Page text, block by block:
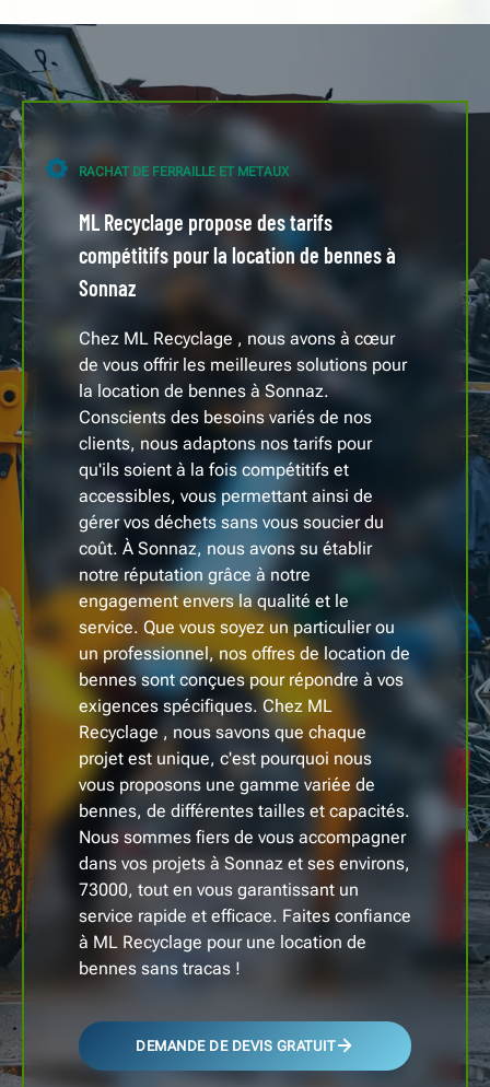
RACHAT DE FERRAILLE ET METAUX
ML Recyclage propose des tarifs
compétitifs pour la location de bennes à
Sonnaz
Chez ML Recyclage , nous avons à cœur
de vous offrir les meilleures solutions pour
la location de bennes à Sonnaz.
Conscients des besoins variés de nos
clients, nous adaptons nos tarifs pour
qu'ils soient à la fois compétitifs et
accessibles, vous permettant ainsi de
gérer vos déchets sans vous soucier du
coût. À Sonnaz, nous avons su établir
notre réputation grâce à notre
engagement envers la qualité et le
service. Que vous soyez un particulier ou
un professionnel, nos offres de location de
bennes sont conçues pour répondre à vos
exigences spécifiques. Chez ML
Recyclage , nous savons que chaque
projet est unique, c'est pourquoi nous
vous proposons une gamme variée de
bennes, de différentes tailles et capacités.
Nous sommes fiers de vous accompagner
dans vos projets à Sonnaz et ses environs,
73000, tout en vous garantissant un
service rapide et efficace. Faites confiance
à ML Recyclage pour une location de
bennes sans tracas !
DEMANDE DE DEVIS GRATUIT